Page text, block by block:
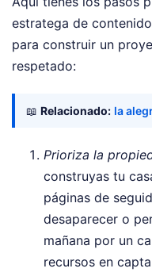
estratega de
para construir un
respetado:
📖 Relacionado: la
Prioriza la
construyas tu
páginas de
desaparecer o
mañana por un
recursos en